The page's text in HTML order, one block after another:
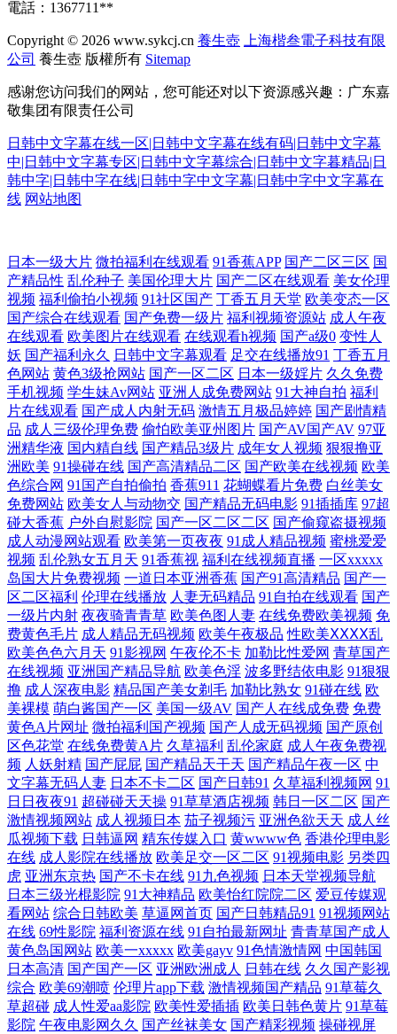
電話：1367711**
Copyright © 2026 www.sykcj.cn 養生壺
上海楷叁電子科技有限
公司 養生壺 版權所有 Sitemap
感谢您访问我们的网站，您可能还对以下资源感兴趣：广东嘉
敬集团有限责任公司
日韩中文字幕在线一区|日韩中文字幕在线有码|日韩中文字幕
中|日韩中文字幕专区|日韩中文字幕综合|日韩中文字暮精品|日
韩中字|日韩中字在线|日韩中字中文字幕|日韩中字中文字幕在
线 网站地图
玖玖福利导航 av色色资源站 91探花在线 熟女免费视频 国产一区视频一区
欧美 综合另类少妇图 飘花电影网在线看 福利导航网 香港三级一区二 欧美
日韩啪啪 超碰97在线人人 少妇久久5151 国产人妖在线播放网址 一级大片
免费的在线观看mv 97电影在线电影 日韩精品在线观看免费 国产精品日韩
久久 亚洲经典一区 簧片在线免费观看 在线免费小视频 日韩不卡一区二区
国产精品美女 男人资源avtt 精品欧美aⅴ在 91精选资源在线播放 日韩在线
播放一区 国产一区二区11 正在播放国产精品 欧美日韩亚洲高清国产 91视
在线视频 乱老女人一二区视频 亚洲人成网站高清观看 国产乱了真实 日韩
欧美在线免费看 99视频精品全 美女胸又www又 亚洲日韩特 国产精品传媒
久久 日韩免费视频在线观看 午夜福利在线观看国产 豆花社区网站免费 皮
皮影视 51私人无码视频 精品久久久AV 午夜香蕉成人网站 丁香花成人论坛
青女娱乐 自偷自拍日韩 激情婷婷四射基地 无人之岛视频在线观看 国产一
精品 上露脸国语对白 肏屄片区 欧美精品三级免费电影 在线一区专区不卡
韩国最新电视剧 午夜三级激情 大全免费高清版 欧美综合色影院 中文亚洲
字幕观看 精品a在线观看免费 午夜羞羞视频在线观看 国产00在线观看 人
人草人人 91精东传媒网站 精品欧美三级在线 香蕉国产2024 高清免费电影
青青国产揄拍在线观看 最新国产精品视频网站 九九九亚洲精品 熊猫91 国
产成人精品亚洲线观看 日韩欧美人一区二区 99国产在线观看精品 免费的
日本一级大片 微拍福利在线观看 91香蕉APP 国产二区三区 国
产精品性 乱伦种子 美国伦理大片 国产二区在线观看 美女伦理
视频 福利偷拍小视频 91社区国产 丁香五月天堂 欧美变态一区
国产综合在线观看 国产免费一级片 福利视频资源站 成人午夜
在线观看 欧美图片在线观看 在线观看h视频 国产a级0 变性人
妖 国产福利永久 日韩中文字幕观看 足交在线播放91 丁香五月
色网站 黄色3级抢网站 国产一区二区 日本一级婬片 久久免费
手机视频 学生妹Av网站 亚洲人成免费网站 91大神自拍 福利
片在线观看 国产成人内射无码 激情五月极品婷婷 国产剧情精
品 成人三级伦理免费 偷怕欧美亚州图片 国产AV国产AV 97亚
洲精华液 国内精自线 国产精品3级片 成年女人视频 狠狠撸亚
洲欧美 91操碰在线 国产高清精品二区 国产欧美在线视频 欧美
色综合网 91国产自拍偷拍 香蕉911 花蝴蝶看片免费 白丝美女
免费网站 欧美女人与动物交 国产精品无码电影 91插插库 97超
碰大香蕉 户外自慰影院 国产一区二区二区 国产偷窥盗摄视频
成人动漫网站观看 欧美第一页夜夜 91成人精品视频 蜜桃爱爱
视频 乱伦熟女五月天 91香蕉视 福利在线视频直播 一区xxxxx
岛国大片免费视频 一道日本亚洲香蕉 国产91高清精品 国产一
区二区福利 伦理在线播放 人妻无码精品 91自拍在线观看 国产
一级片内射 夜夜骑青青草 欧美色图人妻 在线免费欧美视频 免
费黄色毛片 成人精品无码视频 欧美午夜极品 性欧美ⅩⅩⅩⅩ乱
欧美色色六月天 91影视网 午夜伦不卡 加勒比性爱网 青草国产
在线视频 亚洲国产精品导航 欧美色淫 波多野结依电影 91狠狠
撸 成人深夜电影 精品国产美女剃毛 加勒比熟女 91碰在线 欧
美裸模 萌白酱国产一区 美国一级AV 国产人在线成免费 免费
黄色A片网址 微拍福利国产视频 国产人成无码视频 国产原创
区色花堂 在线免费黄A片 久草福利 乱伦家庭 成人午夜免费视
频 人妖射精 国产屁屁 国产精品天干天 国产精品午夜一区 中
文字幕无码人妻 日本不卡二区 国产日韩91 久草福利视频网 91
日日夜夜91 超碰碰天天操 91草草酒店视频 韩日一区二区 国产
激情视频网站 成人视频日本 茄子视频污 亚洲色欲天天 成人丝
瓜视频下载 日韩逼网 精东传媒入口 黄wwww色 香港伦理电影
在线 成人影院在线播放 欧美足交一区二区 91视频电影 另类四
虎 亚洲东京热 国产不卡在线 91九色视频 日本天堂视频导航
日本三级光棍影院 91大神精品 欧美怡红院院二区 爱豆传媒观
看网站 综合日韩欧美 草逼网首页 国产日韩精品91 91视频网站
在线 69性影院 福利资源在线 91自拍最新网址 青青草国产成人
黄色岛国网站 欧美一xxxxx 欧美gayv 91色情激情网 中国韩国
日本高清 国产国产一区 亚洲欧洲成人 日韩在线 久久国产影视
综合 欧美69潮喷 伦理片app下载 激情视频国产精品 91草莓久
草超碰 成人性爱aa影院 欧美性爱插插 欧美日韩色黄片 91草莓
影院 午夜电影网久久 国产丝袜美女 国产精彩视频 操碰视屏